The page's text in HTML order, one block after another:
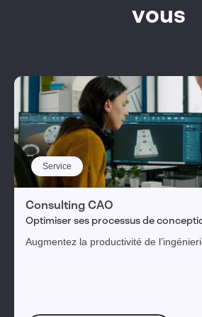
vous
Service
Consulting CAO
Optimiser ses processus de
Augmentez la productivité de